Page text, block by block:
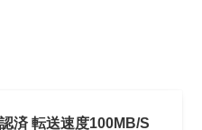
済 転送速度100MB/S